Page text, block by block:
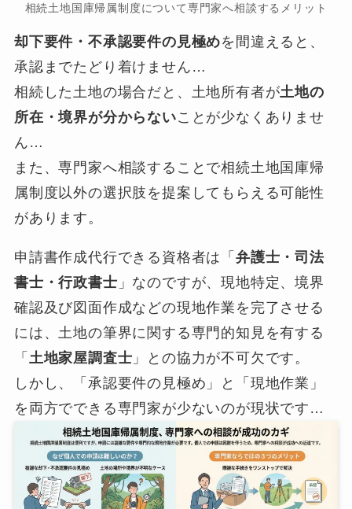
相続土地国庫帰属制度について専門家へ相談するメリット
却下要件・不承認要件の見極めを間違えると、
承認までたどり着けません…
相続した土地の場合だと、土地所有者が土地の
所在・境界が分からないことが少なくありませ
ん…
また、専門家へ相談することで相続土地国庫帰
属制度以外の選択肢を提案してもらえる可能性
があります。
申請書作成代行できる資格者は「弁護士・司法
書士・行政書士 」なのですが、現地特定、境界
確認及び図面作成などの現地作業を完了させる
には、土地の筆界に関する専門的知見を有する
「 土地家屋調査士 」との協力が不可欠です。
しかし、「承認要件の見極め」と「現地作業」
を両方でできる専門家が少ないのが現状です…